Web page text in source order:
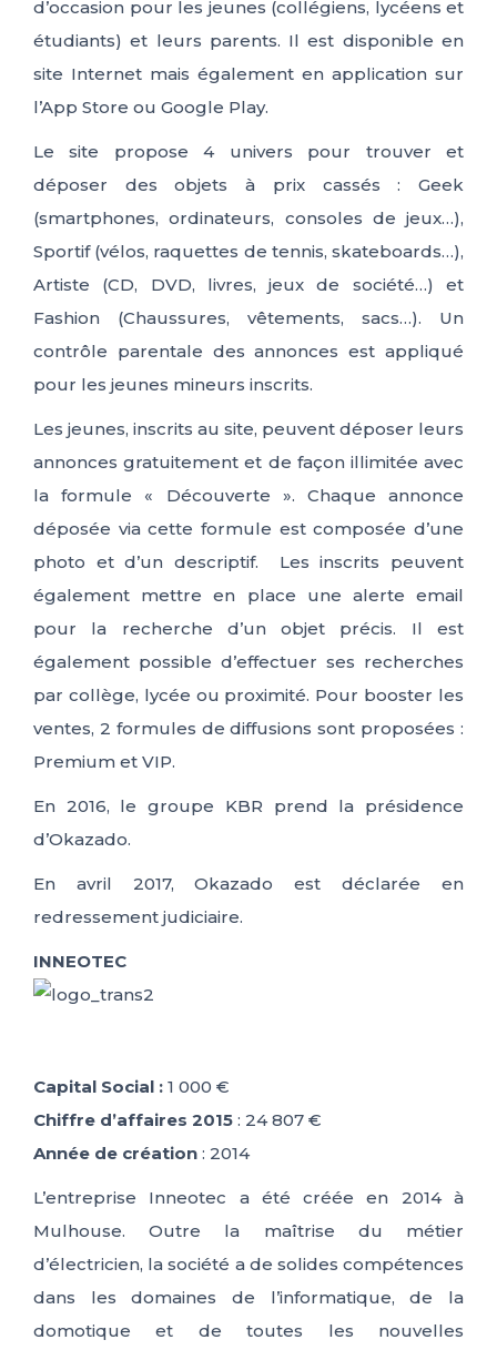
d’occasion pour les jeunes (collégiens, lycéens et
étudiants) et leurs parents. Il est disponible en
site Internet mais également en application sur
l’App Store ou Google Play.
Le site propose 4 univers pour trouver et
déposer des objets à prix cassés : Geek
(smartphones, ordinateurs, consoles de jeux…),
Sportif (vélos, raquettes de tennis, skateboards…),
Artiste (CD, DVD, livres, jeux de société…) et
Fashion (Chaussures, vêtements, sacs…). Un
contrôle parentale des annonces est appliqué
pour les jeunes mineurs inscrits.
Les jeunes, inscrits au site, peuvent déposer leurs
annonces gratuitement et de façon illimitée avec
la formule « Découverte ». Chaque annonce
déposée via cette formule est composée d’une
photo et d’un descriptif. Les inscrits peuvent
également mettre en place une alerte email
pour la recherche d’un objet précis. Il est
également possible d’effectuer ses recherches
par collège, lycée ou proximité. Pour booster les
ventes, 2 formules de diffusions sont proposées :
Premium et VIP.
En 2016, le groupe KBR prend la présidence
d’Okazado.
En avril 2017, Okazado est déclarée en
redressement judiciaire.
INNEOTEC
Capital Social : 1 000 €
Chiffre d’affaires 2015 : 24 807 €
Année de création : 2014
L’entreprise Inneotec a été créée en 2014 à
Mulhouse. Outre la maîtrise du métier
d’électricien, la société a de solides compétences
dans les domaines de l’informatique, de la
domotique et de toutes les nouvelles